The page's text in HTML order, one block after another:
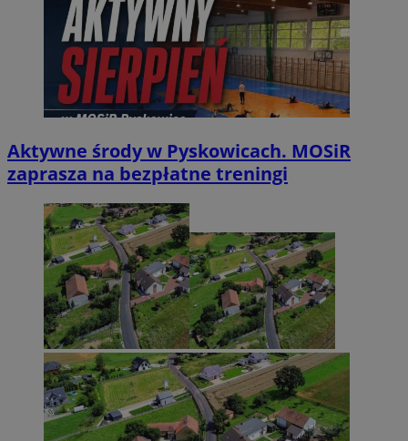
Aktywne środy w Pyskowicach. MOSiR
zaprasza na bezpłatne treningi